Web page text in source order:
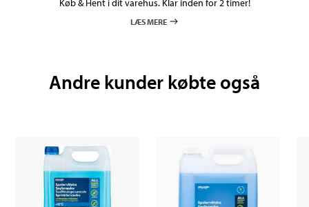
Køb & Hent i dit varehus. Klar inden for 2 timer!
LÆS MERE
Andre kunder købte også